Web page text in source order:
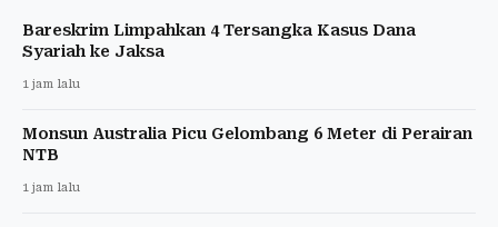
Bareskrim Limpahkan 4 Tersangka Kasus Dana
Syariah ke Jaksa
1 jam lalu
Monsun Australia Picu Gelombang 6 Meter di Perairan
NTB
1 jam lalu